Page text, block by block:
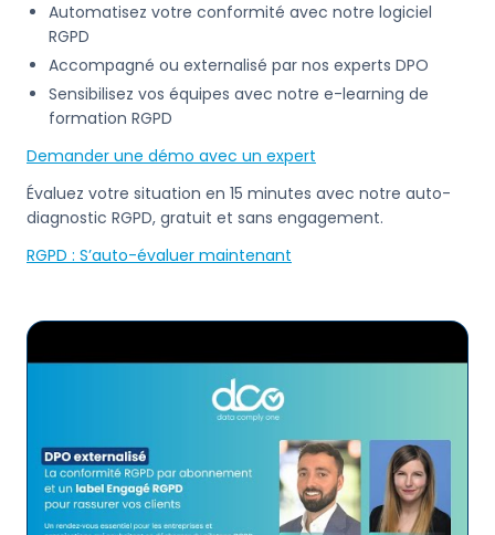
Automatisez votre conformité avec notre logiciel
RGPD
Accompagné ou externalisé par nos experts DPO
Sensibilisez vos équipes avec notre e-learning de
formation RGPD
Demander une démo avec un expert
Évaluez votre situation en 15 minutes avec notre auto-
diagnostic RGPD, gratuit et sans engagement.
RGPD : S’auto-évaluer maintenant